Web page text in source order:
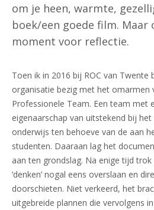
om je heen, warmte,
boek/een goede film.
moment voor reflectie.
Toen ik in 2016 bij ROC van Twente
organisatie bezig met het omarmen
Professionele Team. Een team met
eigenaarschap van uitstekend bij
onderwijs ten behoeve van de aan
studenten. Daaraan lag het
aan ten grondslag. Na enige tijd
‘denken’ nogal eens overslaan en
doorschieten. Niet verkeerd, het
uitgebreide plannen die vervolgens